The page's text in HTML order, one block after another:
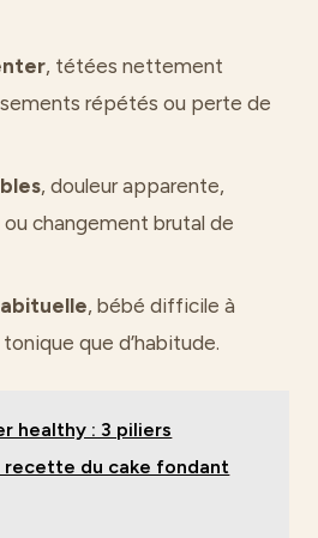
, tétées nettement
répétés ou perte de
, douleur apparente,
changement brutal de
, bébé difficile à
que d’habitude.
healthy : 3 piliers
du cake fondant